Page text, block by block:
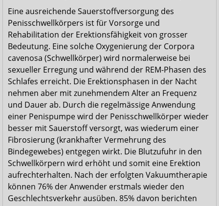
Eine ausreichende Sauerstoffversorgung des
Penisschwellkörpers ist für Vorsorge und
Rehabilitation der Erektionsfähigkeit von grosser
Bedeutung. Eine solche Oxygenierung der Corpora
cavenosa (Schwellkörper) wird normalerweise bei
sexueller Erregung und während der REM-Phasen des
Schlafes erreicht. Die Erektionsphasen in der Nacht
nehmen aber mit zunehmendem Alter an Frequenz
und Dauer ab. Durch die regelmässige Anwendung
einer Penispumpe wird der Penisschwellkörper wieder
besser mit Sauerstoff versorgt, was wiederum einer
Fibrosierung (krankhafter Vermehrung des
Bindegewebes) entgegen wirkt. Die Blutzufuhr in den
Schwellkörpern wird erhöht und somit eine Erektion
aufrechterhalten. Nach der erfolgten Vakuumtherapie
können 76% der Anwender erstmals wieder den
Geschlechtsverkehr ausüben. 85% davon berichten